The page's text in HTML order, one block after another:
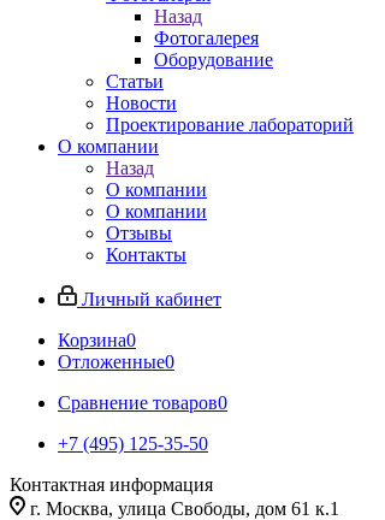
Назад
Фотогалерея
Оборудование
Статьи
Новости
Проектирование лабораторий
О компании
Назад
О компании
О компании
Отзывы
Контакты
Личный кабинет
Корзина0
Отложенные0
Сравнение товаров0
+7 (495) 125-35-50
Контактная информация
г. Москва, улица Свободы, дом 61 к.1